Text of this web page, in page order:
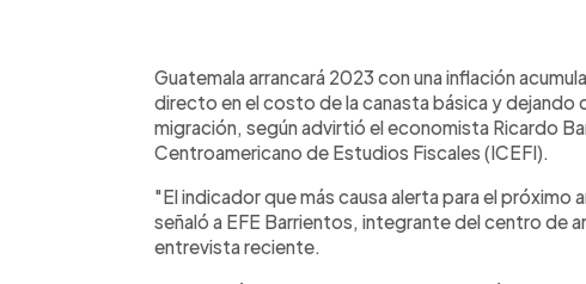
► Escuchar artículo
Guatemala arrancará 2023 con una inflación
directo en el costo de la canasta básica y dejando
migración, según advirtió el economista Ricardo
Centroamericano de Estudios Fiscales (ICEFI).
"El indicador que más causa alerta para el próximo
señaló a EFE Barrientos, integrante del centro de
entrevista reciente.